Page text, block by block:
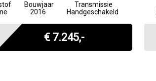
Bouwjaar
2016
Transmissie
Handgeschakeld
€ 7.245,-